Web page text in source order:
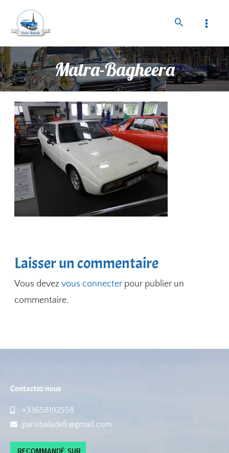
Matra-Bagheera
Laisser un commentaire
Vous devezvous connecterpour publier un
commentaire.
Contactez-nous
+33658192558
parisbaladefr@gmail.com